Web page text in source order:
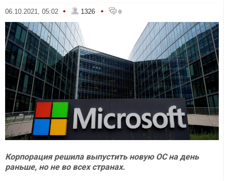
06.10.2021, 05:02 • 1326 • 0
Корпорация решила выпустить новую ОС на день
раньше, но не во всех странах.